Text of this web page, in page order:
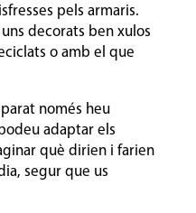
pels armaris.
decorats ben xulos
o amb el que
només heu
adaptar els
què dirien i farien
segur que us